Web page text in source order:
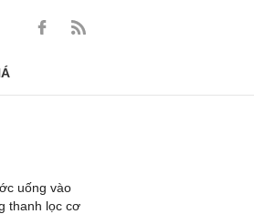
uống vào
thanh lọc cơ